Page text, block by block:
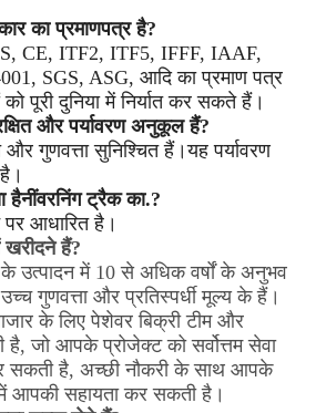
का प्रमाणपत्र है?
CE, ITF2, ITF5, IFFF, IAAF,
SGS, ASG, आदि का प्रमाण पत्र
पूरी दुनिया में निर्यात कर सकते हैं।
और पर्यावरण अनुकूल हैं?
और गुणवत्ता सुनिश्चित हैं।यह पर्यावरण
हैनींवरनिंग ट्रैक का.?
आधारित है।
हैं?
के उत्पादन में 10 से अधिक वर्षों के अनुभव
गुणवत्ता और प्रतिस्पर्धी मूल्य के हैं।
के लिए पेशेवर बिक्री टीम और
है, जो आपके प्रोजेक्ट को सर्वोत्तम सेवा
सकती है, अच्छी नौकरी के साथ आपके
में आपकी सहायता कर सकती है।